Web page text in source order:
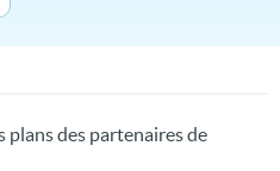
plans des partenaires de